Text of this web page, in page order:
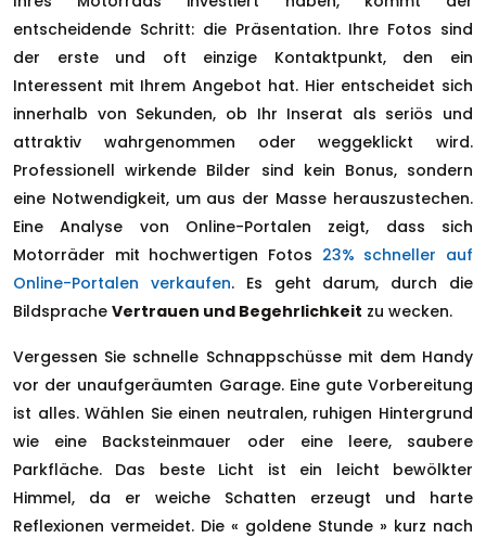
entscheidende Schritt: die Präsentation. Ihre Fotos sind
der erste und oft einzige Kontaktpunkt, den ein
Interessent mit Ihrem Angebot hat. Hier entscheidet sich
innerhalb von Sekunden, ob Ihr Inserat als seriös und
attraktiv wahrgenommen oder weggeklickt wird.
Professionell wirkende Bilder sind kein Bonus, sondern
eine Notwendigkeit, um aus der Masse herauszustechen.
Eine Analyse von Online-Portalen zeigt, dass sich
Motorräder mit hochwertigen Fotos 23% schneller auf
Online-Portalen verkaufen. Es geht darum, durch die
Bildsprache Vertrauen und Begehrlichkeit zu wecken.
Vergessen Sie schnelle Schnappschüsse mit dem Handy
vor der unaufgeräumten Garage. Eine gute Vorbereitung
ist alles. Wählen Sie einen neutralen, ruhigen Hintergrund
wie eine Backsteinmauer oder eine leere, saubere
Parkfläche. Das beste Licht ist ein leicht bewölkter
Himmel, da er weiche Schatten erzeugt und harte
Reflexionen vermeidet. Die « goldene Stunde » kurz nach